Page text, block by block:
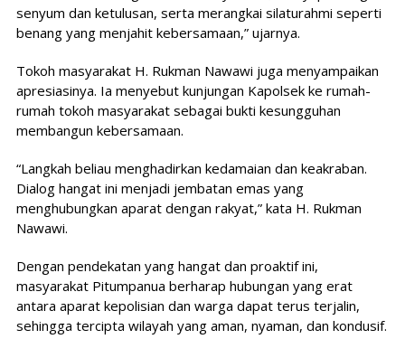
senyum dan ketulusan, serta merangkai silaturahmi seperti
benang yang menjahit kebersamaan,” ujarnya.
Tokoh masyarakat H. Rukman Nawawi juga menyampaikan
apresiasinya. Ia menyebut kunjungan Kapolsek ke rumah-
rumah tokoh masyarakat sebagai bukti kesungguhan
membangun kebersamaan.
“Langkah beliau menghadirkan kedamaian dan keakraban.
Dialog hangat ini menjadi jembatan emas yang
menghubungkan aparat dengan rakyat,” kata H. Rukman
Nawawi.
Dengan pendekatan yang hangat dan proaktif ini,
masyarakat Pitumpanua berharap hubungan yang erat
antara aparat kepolisian dan warga dapat terus terjalin,
sehingga tercipta wilayah yang aman, nyaman, dan kondusif.